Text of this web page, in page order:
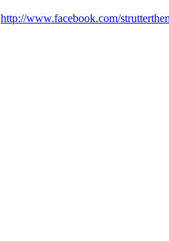
http://www.facebook.com/